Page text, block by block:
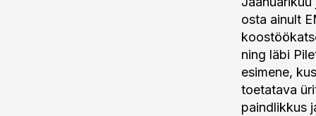
osta ainult
ning läbi
esimene,
toetatava
paindlikkus